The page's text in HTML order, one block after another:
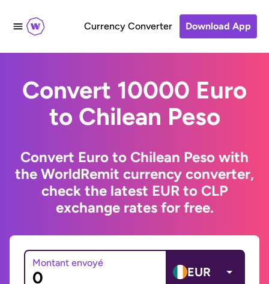
Currency Converter Download App
Convert 10000 Euro
to Chilean Peso
Convert Euro to Chilean Peso with
the WorldRemit currency converter,
check the latest EUR to CLP
exchange rates for free.
Montant envoyé
EUR